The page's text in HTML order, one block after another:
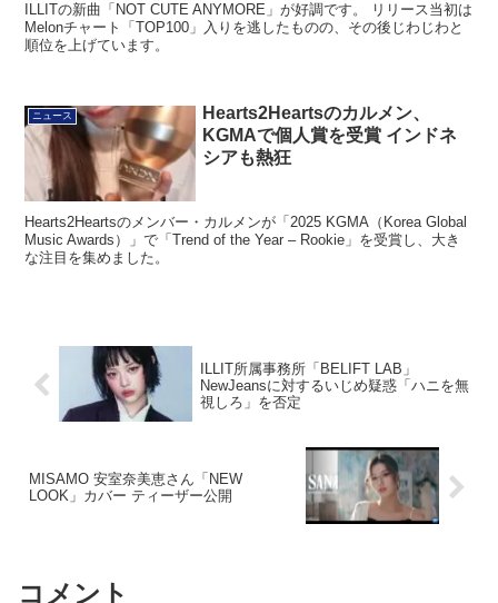
ILLITの新曲「NOT CUTE ANYMORE」が好調です。 リリース当初は
Melonチャート「TOP100」入りを逃したものの、その後じわじわと
順位を上げています。
ニュース
Hearts2Heartsのカルメン、
KGMAで個人賞を受賞 インドネ
シアも熱狂
Hearts2Heartsのメンバー・カルメンが「2025 KGMA（Korea Global
Music Awards）」で「Trend of the Year – Rookie」を受賞し、大き
な注目を集めました。
ILLIT所属事務所「BELIFT LAB」
NewJeansに対するいじめ疑惑「ハニを無
視しろ」を否定
MISAMO 安室奈美恵さん「NEW
LOOK」カバー ティーザー公開
コメント